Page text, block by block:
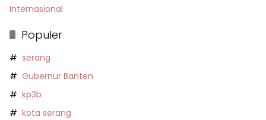
Internasional
Populer
serang
Gubernur Banten
kp3b
kota serang